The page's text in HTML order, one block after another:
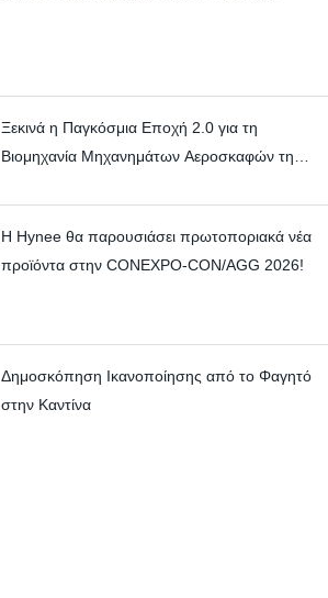
Ξεκινά η Παγκόσμια Εποχή 2.0 για τη
Βιομηχανία Μηχανημάτων Αεροσκαφών της
Η Hynee θα παρουσιάσει πρωτοποριακά νέα
προϊόντα στην CONEXPO-CON/AGG 2026!
Δημοσκόπηση Ικανοποίησης από το Φαγητό
στην Καντίνα